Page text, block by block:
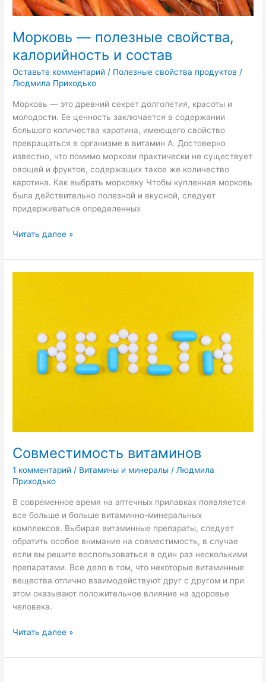
Морковь — полезные свойства,
калорийность и состав
Оставьте комментарий / Полезные свойства продуктов /
Людмила Приходько
Морковь — это древний секрет долголетия, красоты и
молодости. Ее ценность заключается в содержании
большого количества каротина, имеющего свойство
превращаться в организме в витамин А. Достоверно
известно, что помимо моркови практически не существует
овощей и фруктов, содержащих такое же количество
каротина. Как выбрать морковку Чтобы купленная морковь
была действительно полезной и вкусной, следует
придерживаться определенных
Читать далее »
Совместимость витаминов
1 комментарий / Витамины и минералы /Людмила
Приходько
В современное время на аптечных прилавках появляется
все больше и больше витаминно-минеральных
комплексов. Выбирая витаминные препараты, следует
обратить особое внимание на совместимость, в случае
если вы решите воспользоваться в один раз несколькими
препаратами. Все дело в том, что некоторые витаминные
вещества отлично взаимодействуют друг с другом и при
этом оказывают положительное влияние на здоровье
человека.
Читать далее »